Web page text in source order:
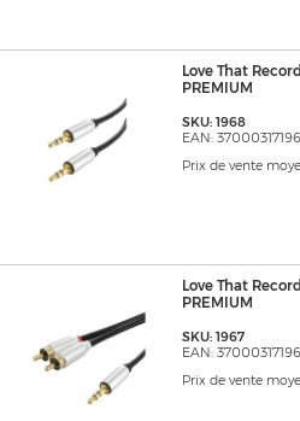
Love That
PREMIUM
SKU: 1968
EAN:
Prix de vente
Love That
PREMIUM
SKU: 1967
EAN:
Prix de vente